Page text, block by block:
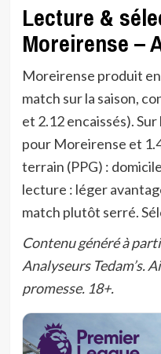
Lecture &
Moreirense –
Moreirense produit
match sur la saison,
et 2.12 encaissés).
pour Moreirense et
terrain (PPG) :
lecture : léger
match plutôt serré.
Contenu généré à
Analyseurs Tedam’s.
promesse. 18+.